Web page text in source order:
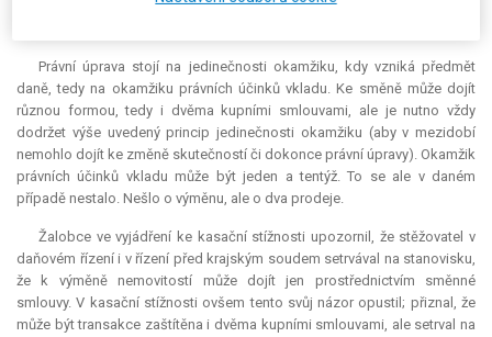
z § 10 zákona č. 357/1992 Sb., přičemž i pro stanovení výše základu
Právní úprava stojí na jedinečnosti okamžiku, kdy vzniká předmět
daně, tedy na okamžiku právních účinků vkladu. Ke směně může dojít
různou formou, tedy i dvěma kupními smlouvami, ale je nutno vždy
dodržet výše uvedený princip jedinečnosti okamžiku (aby v mezidobí
nemohlo dojít ke změně skutečností či dokonce právní úpravy). Okamžik
právních účinků vkladu může být jeden a tentýž. To se ale v daném
případě nestalo. Nešlo o výměnu, ale o dva prodeje.
Žalobce ve vyjádření ke kasační stížnosti upozornil, že stěžovatel v
daňovém řízení i v řízení před krajským soudem setrvával na stanovisku,
že k výměně nemovitostí může dojít jen prostřednictvím směnné
smlouvy. V kasační stížnosti ovšem tento svůj názor opustil; přiznal, že
může být transakce zaštítěna i dvěma kupními smlouvami, ale setrval na